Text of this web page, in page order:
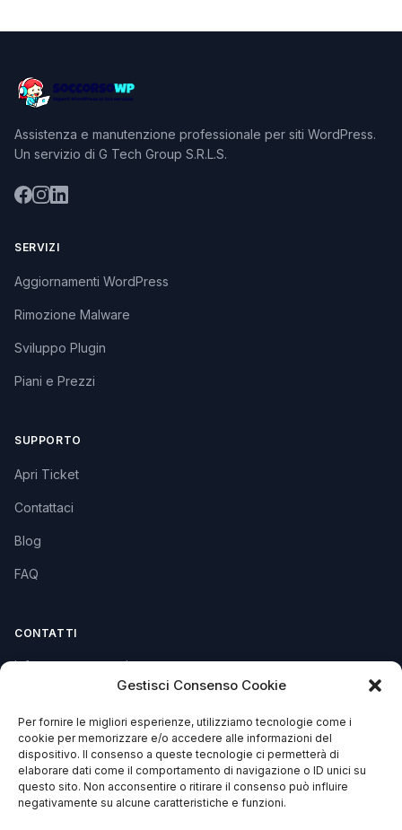
Gestisci Consenso Cookie
Per fornire le migliori esperienze, utilizziamo tecnologie come i
cookie per memorizzare e/o accedere alle informazioni del
dispositivo. Il consenso a queste tecnologie ci permetterà di
elaborare dati come il comportamento di navigazione o ID unici su
questo sito. Non acconsentire o ritirare il consenso può influire
negativamente su alcune caratteristiche e funzioni.
Assistenza e manutenzione professionale per siti WordPress.
Un servizio di G Tech Group S.R.L.S.
SERVIZI
Aggiornamenti WordPress
Rimozione Malware
Sviluppo Plugin
Piani e Prezzi
SUPPORTO
Apri Ticket
Contattaci
Blog
FAQ
CONTATTI
info@soccorsowp.it
PEC: gtechgroup@pec.it
Privacy Policy
Cookie Policy
Termini e Condizioni